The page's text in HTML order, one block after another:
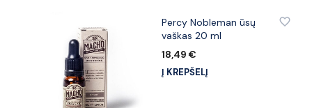
Percy Nobleman ūsų
vaškas 20 ml
18,49 €
Į KREPŠELĮ